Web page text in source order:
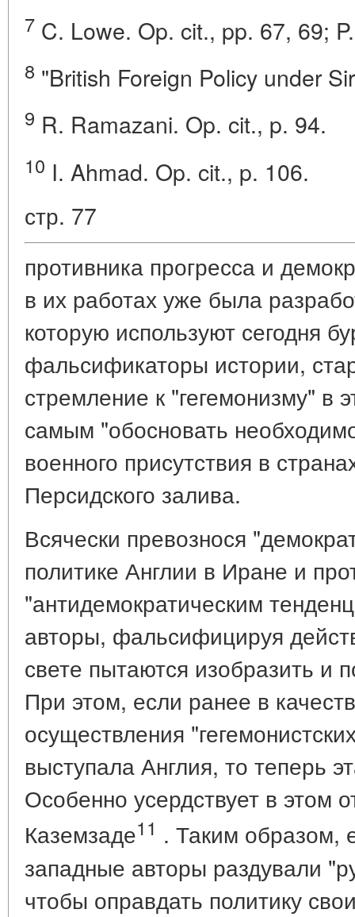
7 C. Lowe. Op. cit., pp. 67, 69;
8 "British Foreign Policy under
9 R. Ramazani. Op. cit., p. 94.
10 I. Ahmad. Op. cit., p. 106.
стр. 77
противника прогресса и
в их работах уже была
которую используют сегодня
фальсификаторы истории,
стремление к "гегемонизму" в
самым "обосновать
военного присутствия в
Персидского залива.
Всячески превознося
политике Англии в Иране и
"антидемократическим
авторы, фальсифицируя
свете пытаются изобразить и
При этом, если ранее в
осуществления
выступала Англия, то теперь
Особенно усердствует в этом
Каземзаде11 . Таким образом,
западные авторы раздували
чтобы оправдать политику